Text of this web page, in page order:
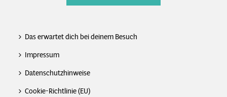
Das erwartet dich bei deinem Besuch
Impressum
Datenschutzhinweise
Cookie-Richtlinie (EU)